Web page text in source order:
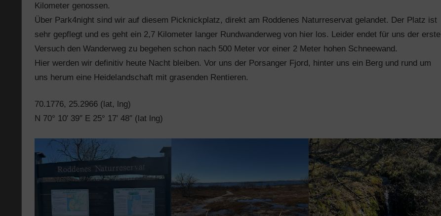
Kilometer genossen.
Über Park4night sind wir auf diesem Picknickplatz, direkt am Roddenes Naturreservat gelandet. Der Platz ist
sehr gepflegt und es geht ein 2,7 Kilometer langer Rundwanderweg von hier los. Leider endet für uns der erste
Versuch den Wanderweg zu begehen schon nach 500 Meter vor einer 2 Meter hohen Schneewand.
Hier werden wir definitiv heute Nacht bleiben. Vor uns der Porsanger Fjord, hinter uns ein Berg und rund um
uns herum eine Heidelandschaft mit grasenden Rentieren.
70.1776, 25.2966 (lat, lng)
N 70° 10′ 39″ E 25° 17′ 48″ (lat lng)